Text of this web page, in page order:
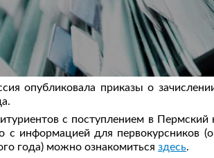
опубликовала приказы о
с поступлением в
с информацией для первокурсников
года) можно ознакомитьсяздесь.